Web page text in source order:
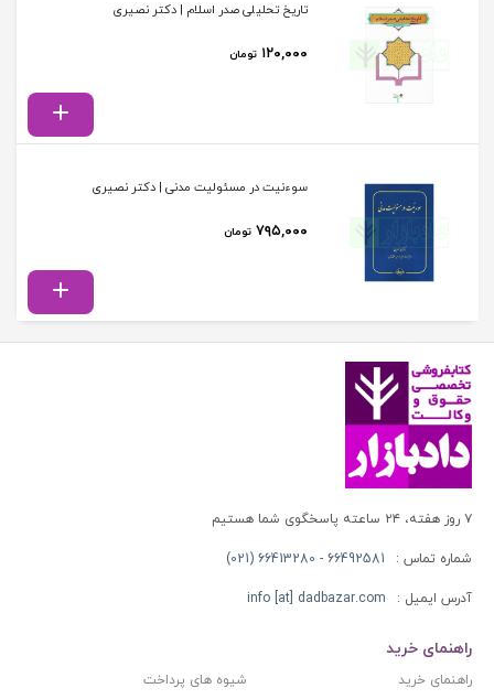
تاریخ تحلیلی صدر اسلام | دکتر نصیری
۱۲۰,۰۰۰ تومان
سوءنیت در مسئولیت مدنی | دکتر نصیری
۷۹۵,۰۰۰ تومان
۷ روز هفته، ۲۴ ساعته پاسخگوی شما هستیم
شماره تماس : 66492581 - 66413280 (021)
آدرس ایمیل : info [at] dadbazar.com
راهنمای خرید
راهنمای خرید
شیوه های پرداخت